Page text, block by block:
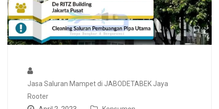
Jasa Saluran Mampet di JABODETABEK Jaya
Rooter